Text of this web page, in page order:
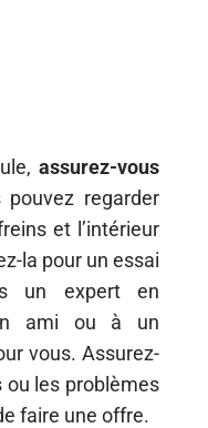
assurez-vous
pouvez regarder
et l’intérieur
la pour un essai
un expert en
ami ou à un
vous. Assurez-
les problèmes
faire une offre.